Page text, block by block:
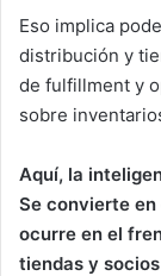
Eso implica
distribución y
de fulfillment y
sobre
Aquí, la
Se convierte
ocurre en el
tiendas y